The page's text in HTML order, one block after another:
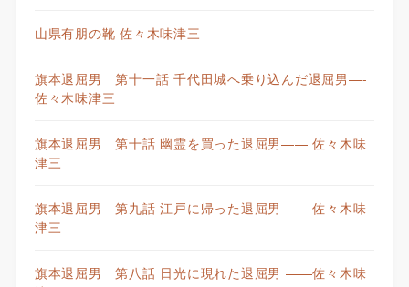
山県有朋の靴 佐々木味津三
旗本退屈男 第十一話 千代田城へ乗り込んだ退屈男—-
佐々木味津三
旗本退屈男 第十話 幽霊を買った退屈男—— 佐々木味
津三
旗本退屈男 第九話 江戸に帰った退屈男—— 佐々木味
津三
旗本退屈男 第八話 日光に現れた退屈男 ——佐々木味